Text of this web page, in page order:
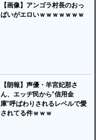
【画像】アンゴラ村長のおっ
ぱいがエロいｗｗｗｗｗｗｗ
【朗報】声優・羊宮妃那さ
ん、エッヂ民から”信用金
庫”呼ばわりされるレベルで愛
されてる件ｗｗｗ